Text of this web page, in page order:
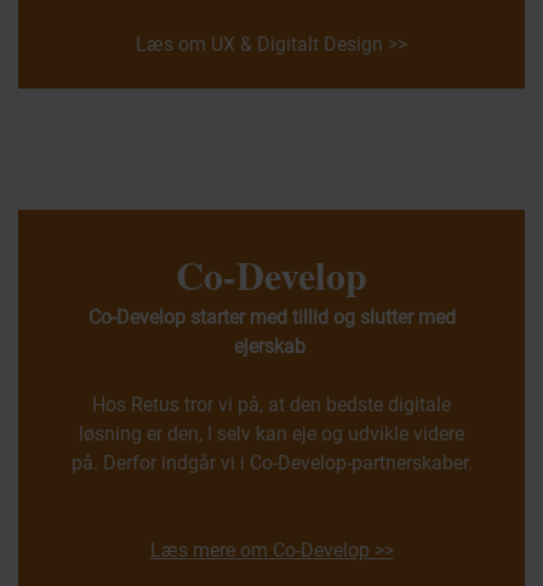
Læs om UX & Digitalt Design >>
Co-Develop
Co-Develop starter med tillid og slutter med
ejerskab
Hos Retus tror vi på, at den bedste digitale
løsning er den, I selv kan eje og udvikle videre
på. Derfor indgår vi i Co-Develop-partnerskaber.
Læs mere om Co-Develop >>